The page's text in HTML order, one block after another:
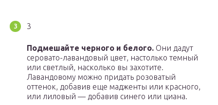
3
Подмешайте черного и белого. Они дадут
серовато-лавандовый цвет, настолько темный
или светлый, насколько вы захотите.
Лавандовому можно придать розоватый
оттенок, добавив еще мадженты или красного,
или лиловый — добавив синего или циана.